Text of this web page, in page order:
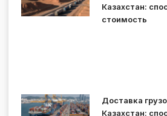
Казахстан:
стоимость
Доставка
Казахстан: